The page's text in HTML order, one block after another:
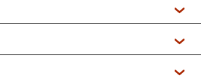
Podcasts
Kinderprogramm
+ DAB+)